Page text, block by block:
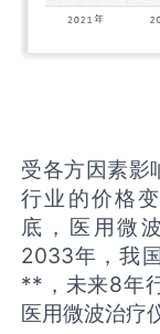
受各方因素影
行业的价格
底，医用微
2033年，我
**，未来8年
医用微波治疗